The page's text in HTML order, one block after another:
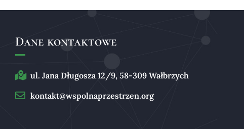
Dane kontaktowe
ul. Jana Długosza 12/9, 58-309 Wałbrzych
kontakt@wspolnaprzestrzen.org